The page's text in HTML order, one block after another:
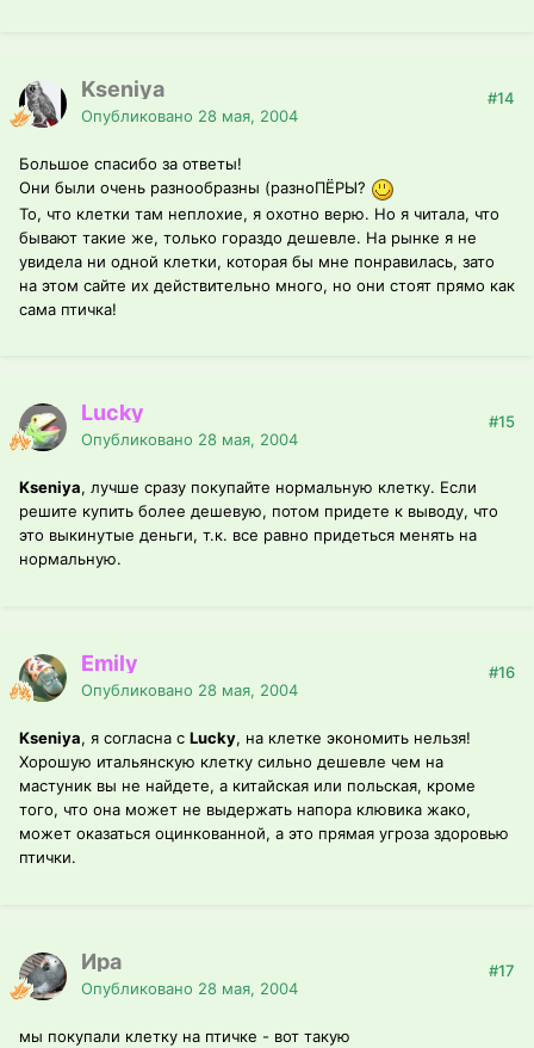
Kseniya
Опубликовано 28 мая, 2004
#14
Большое спасибо за ответы!
Они были очень разнообразны (разноПЁРЫ?
То, что клетки там неплохие, я охотно верю. Но я читала, что
бывают такие же, только гораздо дешевле. На рынке я не
увидела ни одной клетки, которая бы мне понравилась, зато
на этом сайте их действительно много, но они стоят прямо как
сама птичка!
Lucky
Опубликовано 28 мая, 2004
#15
Kseniya, лучше сразу покупайте нормальную клетку. Если
решите купить более дешевую, потом придете к выводу, что
это выкинутые деньги, т.к. все равно придеться менять на
нормальную.
Emily
Опубликовано 28 мая, 2004
#16
Kseniya, я согласна с Lucky, на клетке экономить нельзя!
Хорошую итальянскую клетку сильно дешевле чем на
мастуник вы не найдете, а китайская или польская, кроме
того, что она может не выдержать напора клювика жако,
может оказаться оцинкованной, а это прямая угроза здоровью
птички.
Ира
Опубликовано 28 мая, 2004
#17
мы покупали клетку на птичке - вот такую